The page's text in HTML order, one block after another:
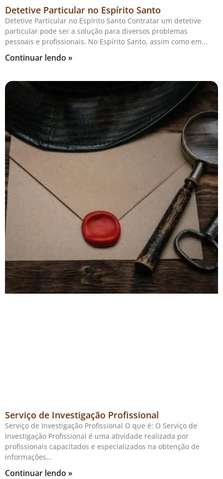
Detetive Particular no Espírito Santo
Detetive Particular no Espírito Santo Contratar um detetive
particular pode ser a solução para diversos problemas
pessoais e profissionais. No Espírito Santo, assim como em
Continuar lendo »
Serviço de Investigação Profissional
Serviço de Investigação Profissional O que é: O Serviço de
Investigação Profissional é uma atividade realizada por
profissionais capacitados e especializados na obtenção de
informações
Continuar lendo »